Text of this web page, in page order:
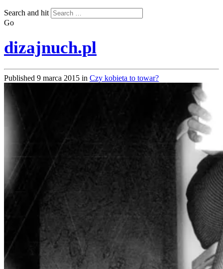
Search and hit
Go
dizajnuch.pl
Published 9 marca 2015 in Czy kobieta to towar?